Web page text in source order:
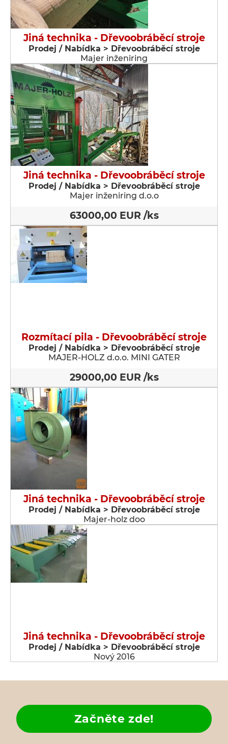
Jiná technika - Dřevoobráběcí stroje
Prodej / Nabídka > Dřevoobráběcí stroje
Majer inženiring
Jiná technika - Dřevoobráběcí stroje
Prodej / Nabídka > Dřevoobráběcí stroje
Majer inženiring d.o.o
63000,00 EUR /ks
Rozmítací pila - Dřevoobráběcí stroje
Prodej / Nabídka > Dřevoobráběcí stroje
MAJER-HOLZ d.o.o. MINI GATER
29000,00 EUR /ks
Jiná technika - Dřevoobráběcí stroje
Prodej / Nabídka > Dřevoobráběcí stroje
Majer-holz doo
Jiná technika - Dřevoobráběcí stroje
Prodej / Nabídka > Dřevoobráběcí stroje
Nový 2016
Začněte zde!